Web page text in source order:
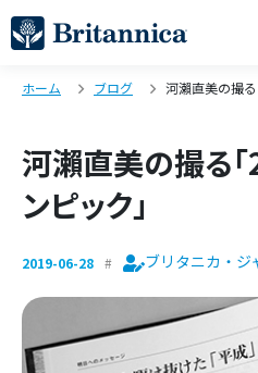
ホーム ブログ 河瀨直美の撮
河瀨直美の撮る
ンピック」
2019-06-28 ブリタニカ・ジ